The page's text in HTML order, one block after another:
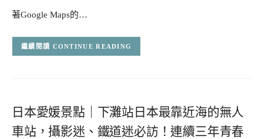
著Google Maps的…
CONTINUE READING
日本愛媛景點｜下灘站日本最靠近海的無人
車站，攝影迷、鐵道迷必訪！連續三年青春